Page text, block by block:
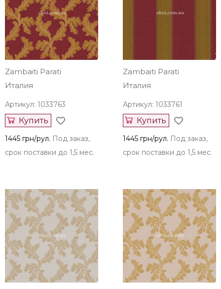
Zambaiti Parati
Италия
Артикул: 1033763
Купить
1445 грн/рул. Под заказ,
срок поставки до 1,5 мес.
Zambaiti Parati
Италия
Артикул: 1033761
Купить
1445 грн/рул. Под заказ,
срок поставки до 1,5 мес.